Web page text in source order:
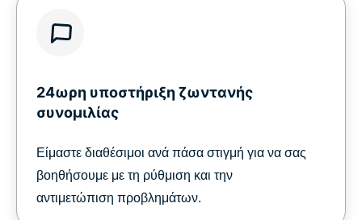
24ωρη υποστήριξη ζωντανής
συνομιλίας
Είμαστε διαθέσιμοι ανά πάσα στιγμή για να σας
βοηθήσουμε με τη ρύθμιση και την
αντιμετώπιση προβλημάτων.